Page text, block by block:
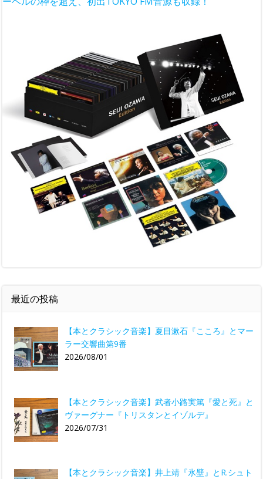
最近の投稿
【本とクラシック音楽】夏目漱石『こころ』とマー
ラー交響曲第9番
2026/08/01
【本とクラシック音楽】武者小路実篤『愛と死』と
ヴァーグナー『トリスタンとイゾルデ』
2026/07/31
【本とクラシック音楽】井上靖『氷壁』とR.シュト